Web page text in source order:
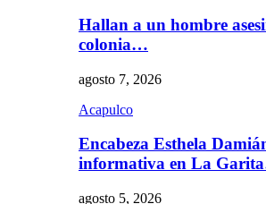
Hallan a un hombre
colonia…
agosto 7, 2026
Acapulco
Encabeza Esthela
informativa en La
agosto 5, 2026